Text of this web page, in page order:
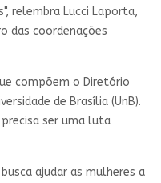
relembra Lucci Laporta,
das coordenações
compõem o Diretório
de Brasília (UnB).
ser uma luta
ajudar as mulheres a